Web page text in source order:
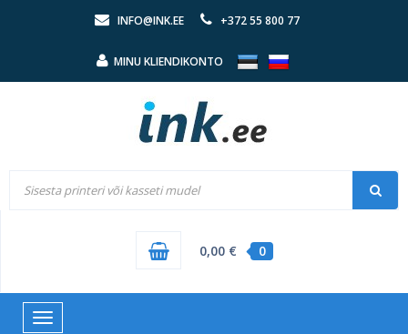
INFO@INK.EE +372 55 800 77
MINU KLIENDIKONTO
0
0,00 €
Toggle